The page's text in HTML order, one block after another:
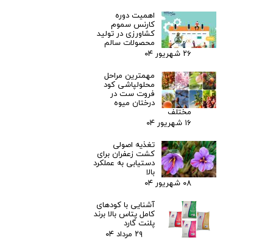
اهمیت دوره
کارنس سموم
کشاورزی در تولید
محصولات سالم
۲۶ شهریور ۰۴
مهمترین مراحل
محلولپاشی کود
فروت ست در
درختان میوه
مختلف
۱۶ شهریور ۰۴
تغذیه اصولی
کشت زعفران برای
دستیابی به عملکرد
بالا
۰۸ شهریور ۰۴
آشنایی با کودهای
کامل پتاس بالا برند
پلنت گارد
۲۹ مرداد ۰۴